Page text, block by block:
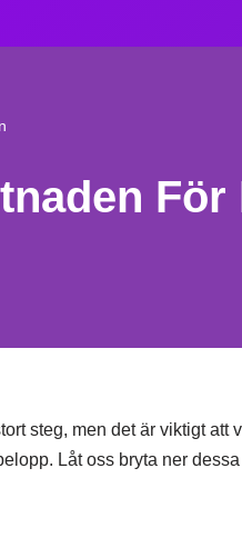
För
steg, men det är viktigt
Låt oss bryta ner